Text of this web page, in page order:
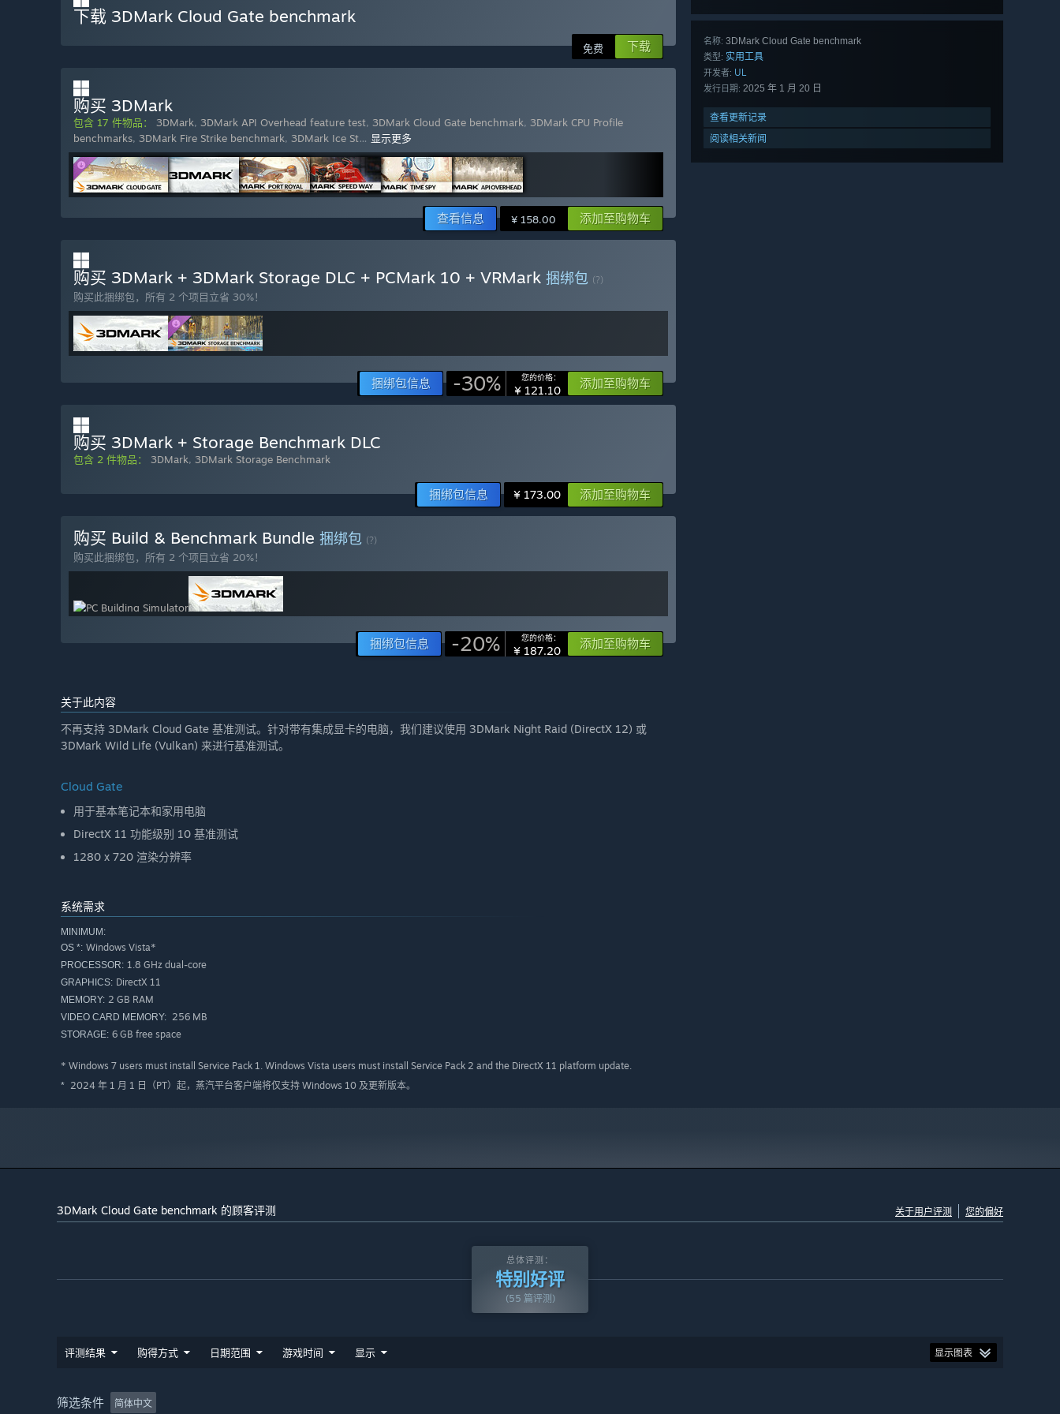
名称: 3DMark Cloud Gate benchmark
类型: 实用工具
开发者: UL
发行日期: 2025 年 1 月 20 日
查看更新记录
阅读相关新闻
下载 3DMark Cloud Gate benchmark
免费 下载
购买 3DMark
包含 17 件物品： 3DMark, 3DMark API Overhead feature test, 3DMark Cloud Gate benchmark, 3DMark CPU Profile
benchmarks, 3DMark Fire Strike benchmark, 3DMark Ice St… 显示更多
查看信息 ¥ 158.00 添加至购物车
购买 3DMark + 3DMark Storage DLC + PCMark 10 + VRMark 捆绑包 (?)
购买此捆绑包，所有 2 个项目立省 30%！
捆绑包信息 -30% 您的价格：
¥ 121.10 添加至购物车
购买 3DMark + Storage Benchmark DLC
包含 2 件物品： 3DMark, 3DMark Storage Benchmark
捆绑包信息 ¥ 173.00 添加至购物车
购买 Build & Benchmark Bundle 捆绑包 (?)
购买此捆绑包，所有 2 个项目立省 20%！
捆绑包信息 -20% 您的价格：
¥ 187.20 添加至购物车
关于此内容
不再支持 3DMark Cloud Gate 基准测试。针对带有集成显卡的电脑，我们建议使用 3DMark Night Raid (DirectX 12) 或
3DMark Wild Life (Vulkan) 来进行基准测试。
Cloud Gate
用于基本笔记本和家用电脑
DirectX 11 功能级别 10 基准测试
1280 x 720 渲染分辨率
系统需求
MINIMUM:
OS *: Windows Vista*
PROCESSOR: 1.8 GHz dual-core
GRAPHICS: DirectX 11
MEMORY: 2 GB RAM
VIDEO CARD MEMORY: 256 MB
STORAGE: 6 GB free space
* Windows 7 users must install Service Pack 1. Windows Vista users must install Service Pack 2 and the DirectX 11 platform update.
* 2024 年 1 月 1 日（PT）起，蒸汽平台客户端将仅支持 Windows 10 及更新版本。
3DMark Cloud Gate benchmark 的顾客评测 关于用户评测 您的偏好
总体评测：
特别好评
(55 篇评测)
评测结果 购得方式 日期范围 游戏时间 显示 显示图表
筛选条件 简体中文